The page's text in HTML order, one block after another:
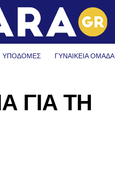
ΥΠΟΔΟΜΈΣ ΓΥΝΑΙΚΕΊΑ ΟΜΆΔΑ
ΓΙΑ ΤΗ